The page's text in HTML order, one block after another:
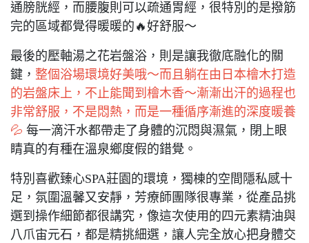
通膀胱經，而腰腹則可以疏通胃經，很特別的是撥筋
完的區域都覺得暖暖的🔥好舒服～
最後的壓軸湯之花岩盤浴，則是讓我徹底融化的關
鍵， 整個浴場環境好美哦～而且躺在由日本檜木打造
的岩盤床上，不止能聞到檜木香～漸漸出汗的過程也
非常舒服，不是悶熱，而是一種循序漸進的深度暖養
💦 每一滴汗水都帶走了身體的沉悶與濕氣，閉上眼
睛真的有種在溫泉鄉度假的錯覺。
特別喜歡臻心SPA莊園的環境，獨棟的空間隱私感十
足，氛圍溫馨又安靜，芳療師團隊很專業，從產品挑
選到操作細節都很講究，像這次使用的四元素精油與
八爪宙元石，都是精挑細選，讓人完全放心把身體交